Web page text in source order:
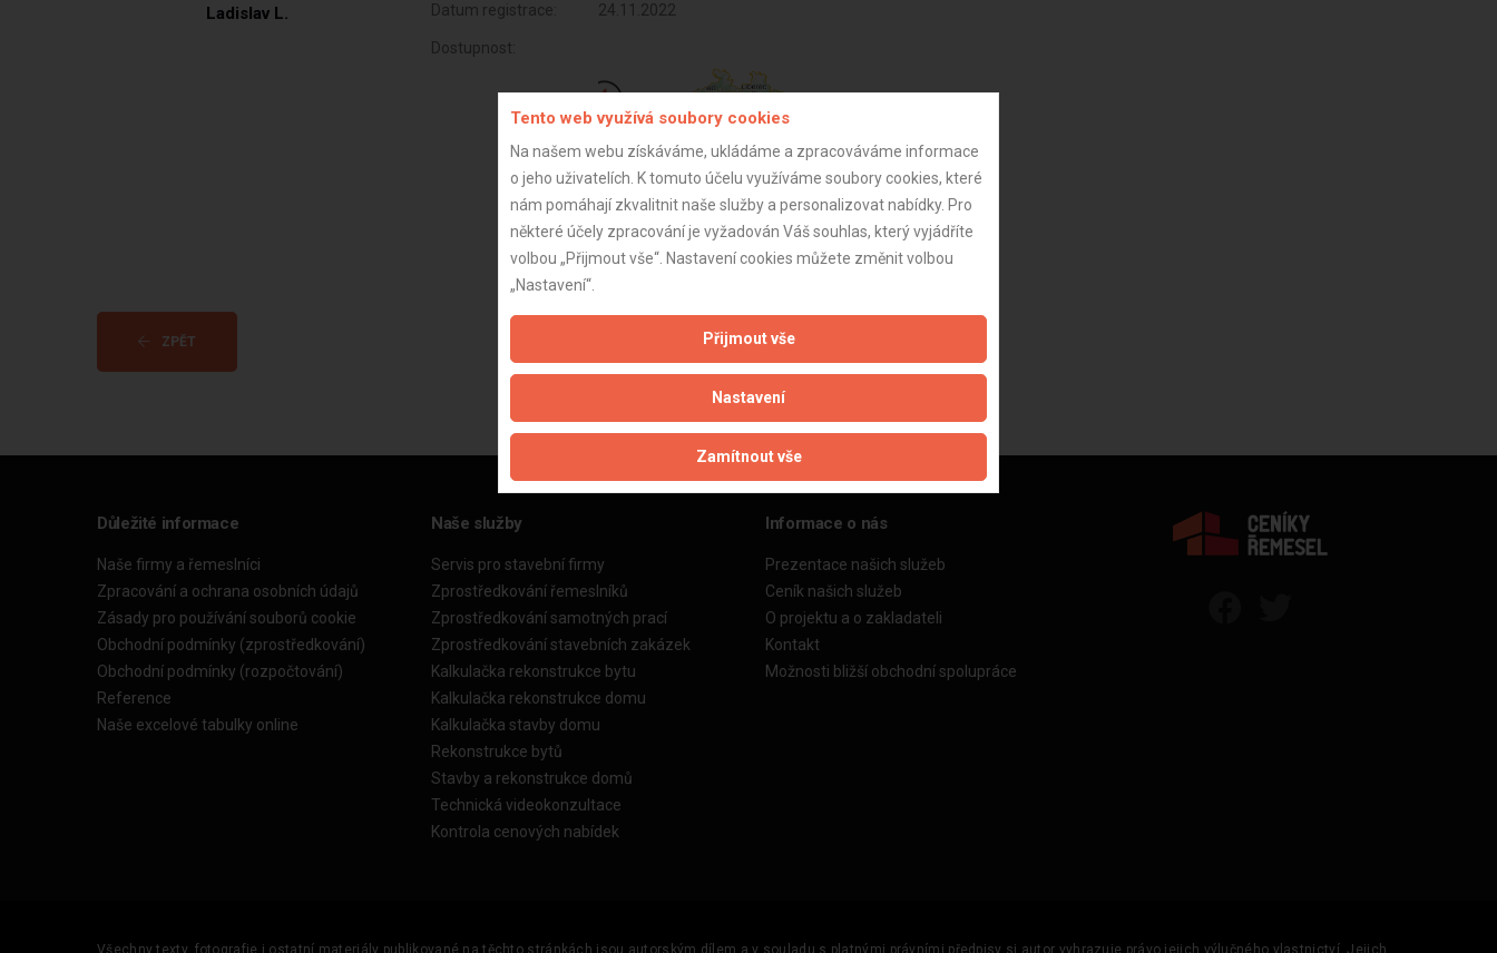
Ladislav L. Datum registrace: 24.11.2022
Dostupnost:
ZPĚT Aktualizováno z portálu ARES dne 04.01.2024 17:00:08
Důležité informace
Naše firmy a řemeslníci
Zpracování a ochrana osobních údajů
Zásady pro používání souborů cookie
Obchodní podmínky (zprostředkování)
Obchodní podmínky (rozpočtování)
Reference
Naše excelové tabulky online
Naše služby
Servis pro stavební firmy
Zprostředkování řemeslníků
Zprostředkování samotných prací
Zprostředkování stavebních zakázek
Kalkulačka rekonstrukce bytu
Kalkulačka rekonstrukce domu
Kalkulačka stavby domu
Rekonstrukce bytů
Stavby a rekonstrukce domů
Technická videokonzultace
Kontrola cenových nabídek
Informace o nás
Prezentace našich služeb
Ceník našich služeb
O projektu a o zakladateli
Kontakt
Možnosti bližší obchodní spolupráce
Všechny texty, fotografie i ostatní materiály publikované na těchto stránkách jsou autorským dílem a v souladu s platnými právními předpisy si autor vyhrazuje právo jejich výlučného vlastnictví. Jejich
Tento web využívá soubory cookies
Na našem webu získáváme, ukládáme a zpracováváme informace
o jeho uživatelích. K tomuto účelu využíváme soubory cookies, které
nám pomáhají zkvalitnit naše služby a personalizovat nabídky. Pro
některé účely zpracování je vyžadován Váš souhlas, který vyjádříte
volbou „Přijmout vše“. Nastavení cookies můžete změnit volbou
„Nastavení“.
Přijmout vše
Nastavení
Zamítnout vše